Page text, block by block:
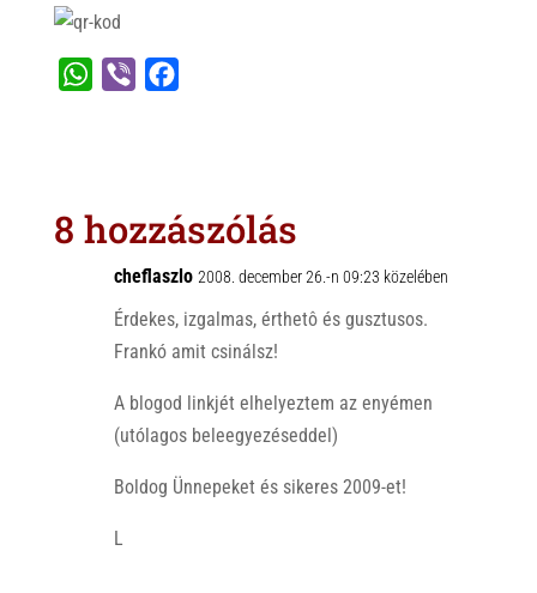
A
o
o
k
8 hozzászólás
cheflaszlo 2008. december 26.-n 09:23 közelében
Érdekes, izgalmas, érthetô és gusztusos.
Frankó amit csinálsz!
A blogod linkjét elhelyeztem az enyémen
(utólagos beleegyezéseddel)
Boldog Ünnepeket és sikeres 2009-et!
L